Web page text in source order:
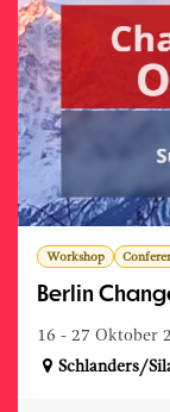
Workshop
Berlin
16 - 27 Oktober
Schlanders/